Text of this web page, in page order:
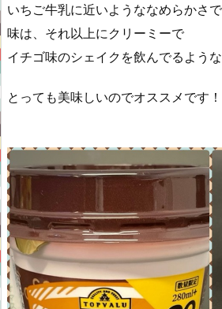
いちご牛乳に近いようななめらかさで
味は、それ以上にクリーミーで
イチゴ味のシェイクを飲んでるような
とっても美味しいのでオススメです！